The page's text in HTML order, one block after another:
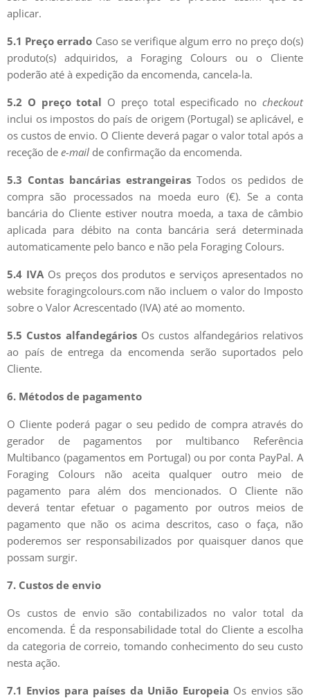
aplicar.
5.1 Preço errado Caso se verifique algum erro no preço do(s)
produto(s) adquiridos, a Foraging Colours ou o Cliente
poderão até à expedição da encomenda, cancela-la.
5.2 O preço total O preço total especificado nocheckout
inclui os impostos do país de origem (Portugal) se aplicável, e
os custos de envio. O Cliente deverá pagar o valor total após a
receção de e-mail de confirmação da encomenda.
5.3 Contas bancárias estrangeiras Todos os pedidos de
compra são processados ​​na moeda euro (€). Se a conta
bancária do Cliente estiver noutra moeda, a taxa de câmbio
aplicada para débito na conta bancária será determinada
automaticamente pelo banco e não pela Foraging Colours.
5.4 IVAOs preços dos produtos e serviços apresentados no
website foragingcolours.com não incluem o valor do Imposto
sobre o Valor Acrescentado (IVA) até ao momento.
5.5 Custos alfandegáriosOs custos alfandegários relativos
ao país de entrega da encomenda serão suportados pelo
Cliente.
6. Métodos de pagamento
O Cliente poderá pagar o seu pedido de compra através do
gerador de pagamentos por multibanco Referência
Multibanco (pagamentos em Portugal) ou por conta PayPal. A
Foraging Colours não aceita qualquer outro meio de
pagamento para além dos mencionados. O Cliente não
deverá tentar efetuar o pagamento por outros meios de
pagamento que não os acima descritos, caso o faça, não
poderemos ser responsabilizados por quaisquer danos que
possam surgir.
7. Custos de envio
Os custos de envio são contabilizados no valor total da
encomenda. É da responsabilidade total do Cliente a escolha
da categoria de correio, tomando conhecimento do seu custo
nesta ação.
7.1 Envios para países da União Europeia Os envios são